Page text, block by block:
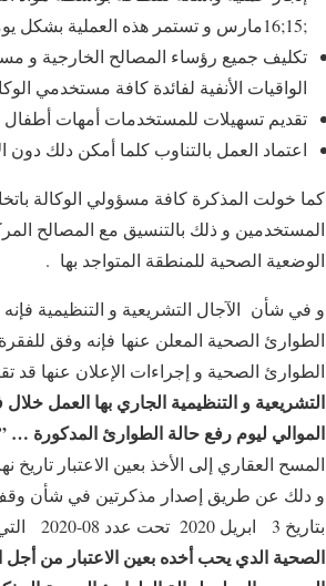
;15;16مارس و تستمر هذه العملية بشكل يومي ؛
تكليف جميع رؤساء المصالح الخارجية و
الواقيات الأنفية لفائدة كافة مستخدمي
تقديم تسهيلات للمستخدمات أمهات أطفال
اعتماد العمل بالتناوب كلما أمكن دلك دون
كما خولت المذكرة كافة مسؤولي الوكالة
المستخدمين و ذلك بالتنسيق مع المصالح
الوضعية الصحية للمنطقة المتواجد بها .
و في شأن الآجال التشريعية و التنظيمية
الطوارئ الصحية المعلن عنها فإنه وفق
الطوارئ الصحية و إجراءات الإعلان عنها قد
التشريعية و التنظيمية الجاري بها العمل
الموالي ليوم رفع حالة الطوارئ المدكورة …
المسح العقاري إلى الأخذ بعين الاعتبار
و دلك عن طريق إصدار مذكرتين في شأن وقف
بتاريخ 3 ابريل 2020 تحت عدد 08-2020 التي جاء فيها
الصحية الدي يحب أخده بعين الاعتبار من